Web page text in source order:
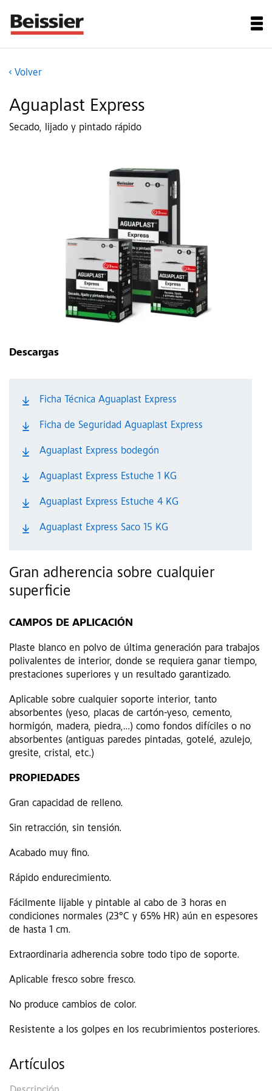
Volver
Aguaplast Express
Secado, lijado y pintado rápido
Descargas
Ficha Técnica Aguaplast Express
Ficha de Seguridad Aguaplast Express
Aguaplast Express bodegón
Aguaplast Express Estuche 1 KG
Aguaplast Express Estuche 4 KG
Aguaplast Express Saco 15 KG
Gran adherencia sobre cualquier
superficie
CAMPOS DE APLICACIÓN
Plaste blanco en polvo de última generación para trabajos
polivalentes de interior, donde se requiera ganar tiempo,
prestaciones superiores y un resultado garantizado.
Aplicable sobre cualquier soporte interior, tanto
absorbentes (yeso, placas de cartón-yeso, cemento,
hormigón, madera, piedra,…) como fondos difíciles o no
absorbentes (antiguas paredes pintadas, gotelé, azulejo,
gresite, cristal, etc.)
PROPIEDADES
Gran capacidad de relleno.
Sin retracción, sin tensión.
Acabado muy fino.
Rápido endurecimiento.
Fácilmente lijable y pintable al cabo de 3 horas en
condiciones normales (23°C y 65% HR) aún en espesores
de hasta 1 cm.
Extraordinaria adherencia sobre todo tipo de soporte.
Aplicable fresco sobre fresco.
No produce cambios de color.
Resistente a los golpes en los recubrimientos posteriores.
Artículos